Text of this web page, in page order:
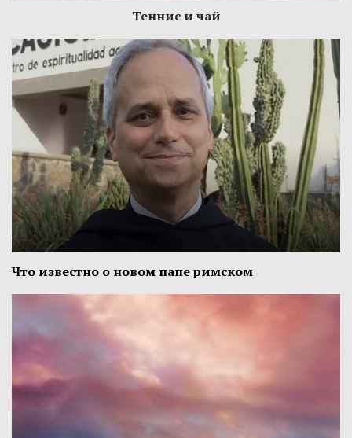
Теннис и чай
Что известно о новом папе римском